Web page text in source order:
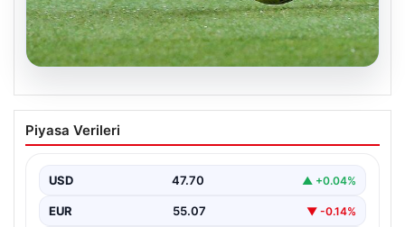
05.08.2026
04 Ağustos 2026 Salı Günkü Maç
Programı ve Yayın Akışları
oldukça hareketli ve heyecan verici bir…
Piyasa Verileri
USD 47.70 ▲ +0.04%
EUR 55.07 ▼ -0.14%